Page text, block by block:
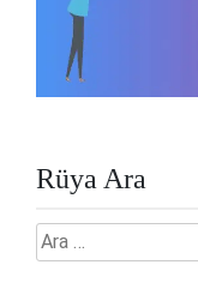
Rüya Ara
Arama: